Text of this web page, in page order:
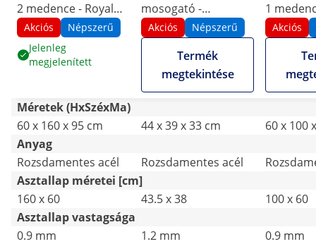
2 medence - Royal
Catering -
rozsdamentes acél -
160 x 60 cm
Akciós
Népszerű
Jelenleg
megjelenített
mosogató -
Csapszerelvénnyel
Akciós Népszerű
Termék
megtekintése
1
Catering -
100 x 60
Akciós
Méretek (HxSzéxMa)
60 x 160 x 95 cm
44 x 39 x 33 cm
60 x 100
Anyag
Rozsdamentes acél
Rozsdamentes acél
Asztallap méretei [cm]
160 x 60
43.5 x 38
100 x 60
Asztallap vastagsága
0.9 mm
1.2 mm
0.9 mm